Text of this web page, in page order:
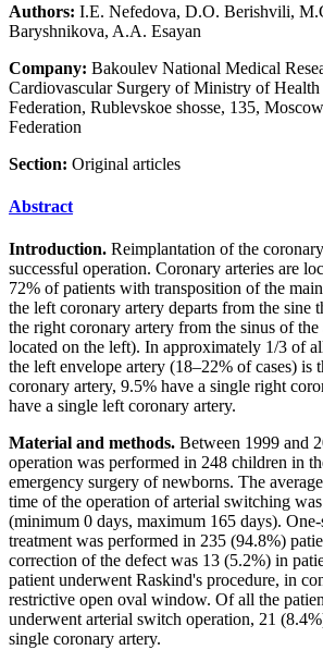
Authors: I.E. Nefedova, D.O. Berishvili,
Baryshnikova, A.A. Esayan
Company: Bakoulev National Medical
Cardiovascular Surgery of Ministry of Health
Federation, Rublevskoe shosse, 135,
Federation
Section: Original articles
Abstract
Introduction. Reimplantation of the
successful operation. Coronary arteries are
72% of patients with transposition of the
the left coronary artery departs from the sine
the right coronary artery from the sinus of
located on the left). In approximately 1/3 of
the left envelope artery (18–22% of cases) is
coronary artery, 9.5% have a single right
have a single left coronary artery.
Material and methods. Between 1999 and
operation was performed in 248 children in
emergency surgery of newborns. The
time of the operation of arterial switching
(minimum 0 days, maximum 165 days). One-
treatment was performed in 235 (94.8%)
correction of the defect was 13 (5.2%) in
patient underwent Raskind's procedure, in
restrictive open oval window. Of all the
underwent arterial switch operation, 21
single coronary artery.